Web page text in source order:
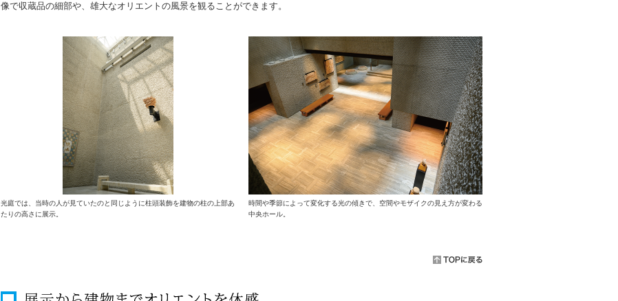
像で収蔵品の細部や、雄大なオリエントの風景を観ることができます。
光庭では、当時の人が見ていたのと同じように柱頭装飾を建物の柱の上部あ
たりの高さに展示。
時間や季節によって変化する光の傾きで、空間やモザイクの見え方が変わる
中央ホール。